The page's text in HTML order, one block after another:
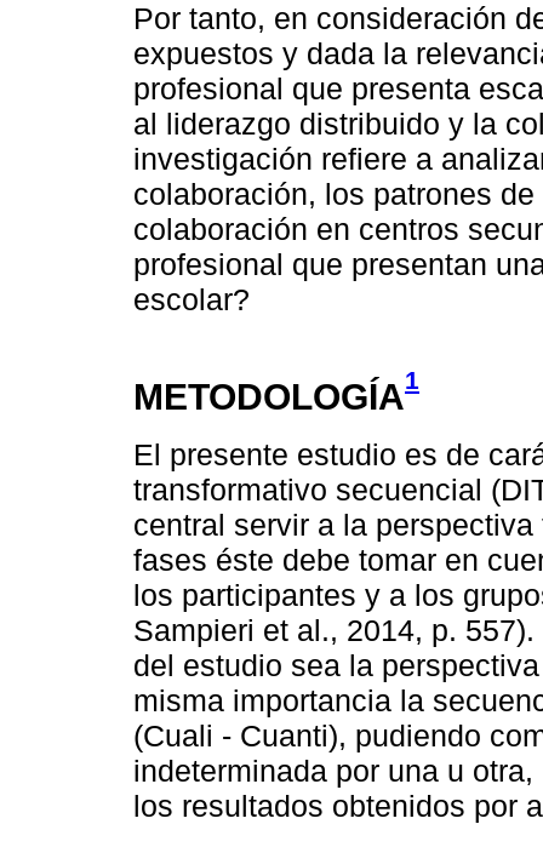
Por tanto, en consideración
expuestos y dada la
profesional que presenta
al liderazgo distribuido y la
investigación refiere a
colaboración, los patrones
colaboración en centros
profesional que presentan
escolar?
METODOLOGÍA1
El presente estudio es de
transformativo secuencial
central servir a la
fases éste debe tomar en
los participantes y a los
Sampieri et al., 2014, p.
del estudio sea la
misma importancia la
(Cuali - Cuanti), pudiendo
indeterminada por una u
los resultados obtenidos por